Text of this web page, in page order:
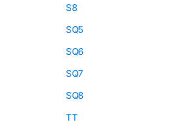
S8
SQ5
SQ6
SQ7
SQ8
TT